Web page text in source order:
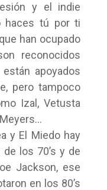
y el indie
haces tú por ti
han ocupado
reconocidos
apoyados
pero tampoco
Izal, Vetusta
y El Miedo hay
los 70’s y de
Jackson, ese
en los 80’s